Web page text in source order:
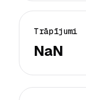
Trāpījumi
NaN